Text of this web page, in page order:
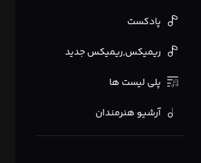
پادکست
ریمیکس,ریمیکس جدید
پلی لیست ها
آرشیو هنرمندان